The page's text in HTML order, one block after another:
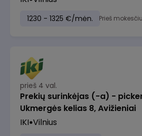
1230 - 1325 €/mėn. Prieš
prieš 4 val.
Prekių surinkėjas (-a) -
Ukmergės kelias 8, Avižieniai
IKI Vilnius